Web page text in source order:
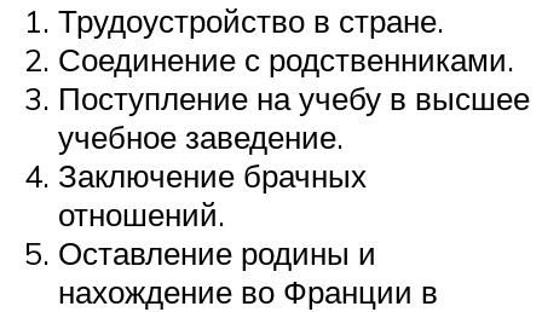
Трудоустройство в стране.
Соединение с родственниками.
Поступление на учебу в высшее
учебное заведение.
Заключение брачных
отношений.
Оставление родины и
нахождение во Франции в